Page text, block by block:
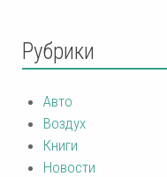
Рубрики
Авто
Воздух
Книги
Новости